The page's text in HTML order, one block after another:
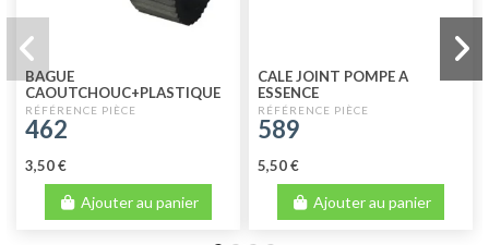
BAGUE
CAOUTCHOUC+PLASTIQUE
LEVIER VITESSE ENSEMBLE
462
3,50 €
Ajouter au panier
CALE JOINT POMPE A
ESSENCE
589
5,50 €
Ajouter au panier